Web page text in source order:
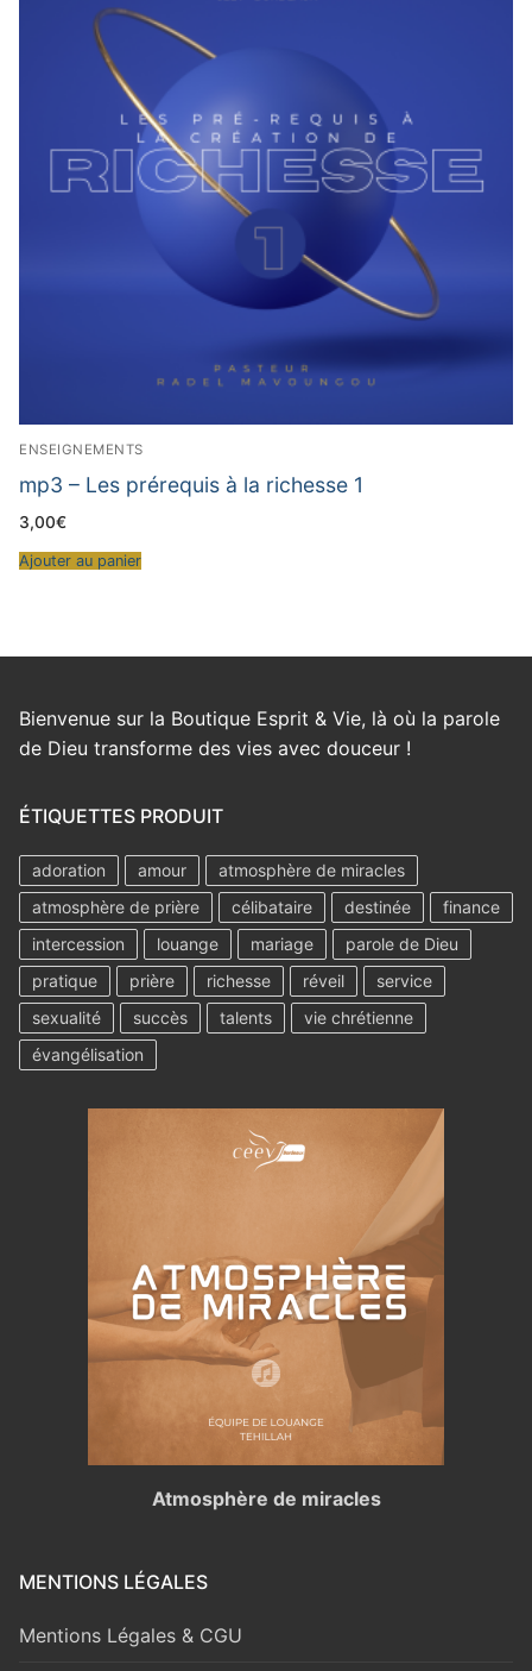
ENSEIGNEMENTS
mp3 – Les prérequis à la richesse 1
3,00€
Ajouter au panier
Bienvenue sur la Boutique Esprit & Vie, là où la parole
de Dieu transforme des vies avec douceur !
ÉTIQUETTES PRODUIT
adoration amour
atmosphère de miracles
atmosphère de prière
célibataire destinée
finance
intercession
louange mariage
parole de Dieu
pratique
prière richesse réveil
service
sexualité
succès talents
vie chrétienne
évangélisation
Atmosphère de miracles
MENTIONS LÉGALES
Mentions Légales & CGU